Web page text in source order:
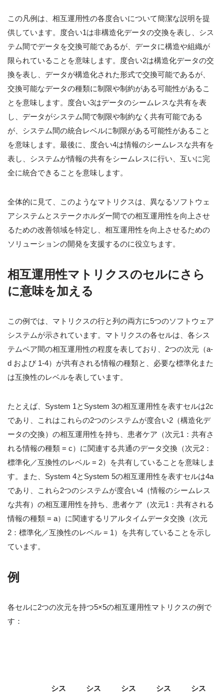
この凡例は、相互運用性の各度合いについて簡潔な説明を提
供しています。度合い1は非構造化データの交換を表し、シス
テム間でデータを交換可能であるが、データに構造や組織が
限られていることを意味します。度合い2は構造化データの交
換を表し、データが構造化された形式で交換可能であるが、
交換可能なデータの種類に制限や制約がある可能性があるこ
とを意味します。度合い3はデータのシームレスな共有を表
し、データがシステム間で制限や制約なく共有可能である
が、システム間の統合レベルに制限がある可能性があること
を意味します。最後に、度合い4は情報のシームレスな共有を
表し、システムが情報の共有をシームレスに行い、互いに完
全に統合できることを意味します。
全体的に見て、このようなマトリクスは、異なるソフトウェ
アシステムとステークホルダー間での相互運用性を向上させ
るための改善領域を特定し、相互運用性を向上させるための
ソリューションの開発を支援するのに役立ちます。
相互運用性マトリクスのセルにさら
に意味を加える
この例では、マトリクスの行と列の両方に5つのソフトウェア
システムが示されています。マトリクスの各セルは、各シス
テムペア間の相互運用性の程度を表しており、2つの次元（a-
d および 1-4）が共有される情報の種類と、必要な標準化また
は互換性のレベルを表しています。
たとえば、System 1とSystem 3の相互運用性を表すセルは2c
であり、これはこれらの2つのシステムが度合い2（構造化デ
ータの交換）の相互運用性を持ち、患者ケア（次元1：共有さ
れる情報の種類 = c）に関連する共通のデータ交換（次元2：
標準化／互換性のレベル = 2）を共有していることを意味しま
す。また、System 4とSystem 5の相互運用性を表すセルは4a
であり、これら2つのシステムが度合い4（情報のシームレス
な共有）の相互運用性を持ち、患者ケア（次元1：共有される
情報の種類 = a）に関連するリアルタイムデータ交換（次元
2：標準化／互換性のレベル = 1）を共有していることを示し
ています。
例
各セルに2つの次元を持つ5×5の相互運用性マトリクスの例で
す：
シス
シス
シス
シス
シス